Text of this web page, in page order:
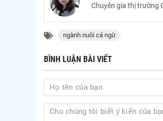
Chuyên gia thị trường
ngành nuôi cá ngừ
BÌNH LUẬN BÀI VIẾT